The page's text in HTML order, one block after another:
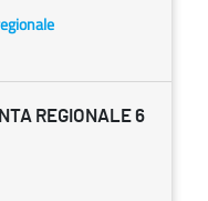
REGIONALE 6